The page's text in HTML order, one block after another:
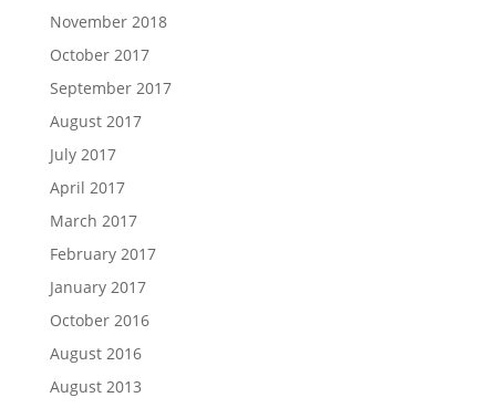
November 2018
October 2017
September 2017
August 2017
July 2017
April 2017
March 2017
February 2017
January 2017
October 2016
August 2016
August 2013